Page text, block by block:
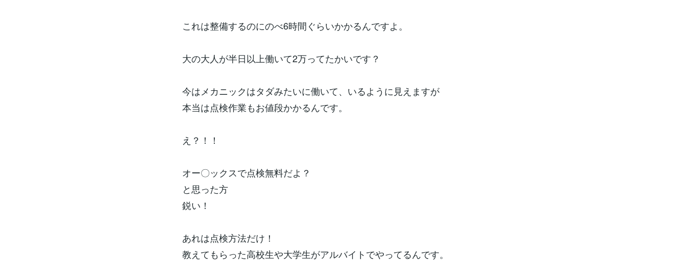
これは整備するのにのべ6時間ぐらいかかるんですよ。
大の大人が半日以上働いて2万ってたかいです？
今はメカニックはタダみたいに働いて、いるように見えますが
本当は点検作業もお値段かかるんです。
え？！！
オー〇ックスで点検無料だよ？
と思った方
鋭い！
あれは点検方法だけ！
教えてもらった高校生や大学生がアルバイトでやってるんです。